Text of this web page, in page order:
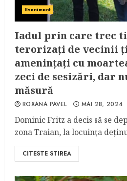
Eveniment
Iadul prin care trec
terorizați de vecinii
amenințați cu
zeci de sesizări, dar
măsură
ROXANA PAVEL MAI 28, 2024
Dominic Fritz a decis să se
zona Traian, la locuința
CITESTE STIREA